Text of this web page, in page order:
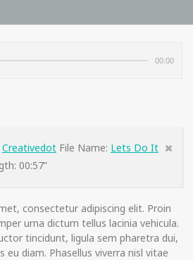
00:00
Creativedot File Name: Lets Do It
00:57”
consectetur adipiscing elit. Proin
urna dictum tellus lacinia vehicula.
tincidunt, ligula sem pharetra dui,
diam. Phasellus viverra nisl vitae